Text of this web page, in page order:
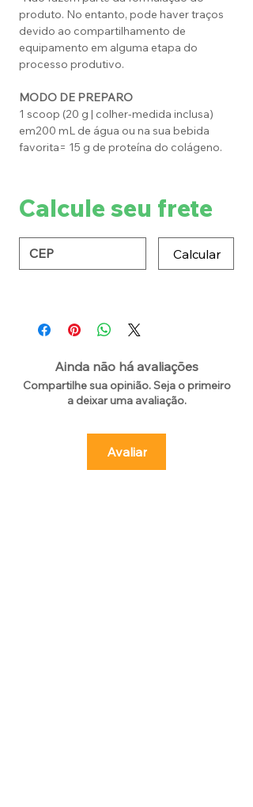
produto. No entanto, pode haver traços
devido ao compartilhamento de
equipamento em alguma etapa do
processo produtivo.
MODO DE PREPARO
1 scoop (20 g | colher-medida inclusa)
em200 mL de água ou na sua bebida
favorita= 15 g de proteína do colágeno.
Calcule seu frete
Calcular
Ainda não há avaliações
Compartilhe sua opinião. Seja o primeiro
a deixar uma avaliação.
Avaliar